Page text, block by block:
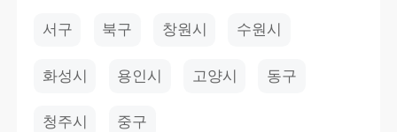
서구 북구 창원시 수원시
화성시 용인시 고양시 동구
청주시 중구